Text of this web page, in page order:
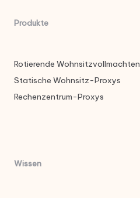
Produkte
Rotierende Wohnsitzvollmachten
Statische Wohnsitz-Proxys
Rechenzentrum-Proxys
Wissen